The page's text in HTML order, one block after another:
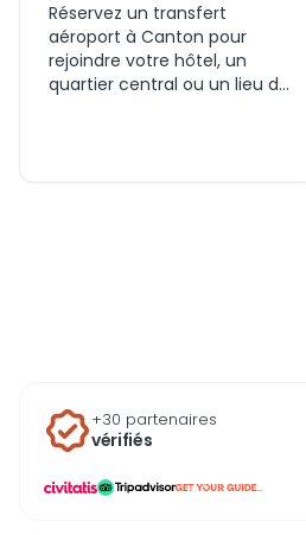
Réservez un transfert
aéroport à Canton pour
rejoindre votre hôtel, un
quartier central ou un lieu de
+30 partenaires
vérifiés
...